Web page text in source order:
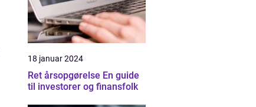
18 januar 2024
Ret årsopgørelse En guide
til investorer og finansfolk